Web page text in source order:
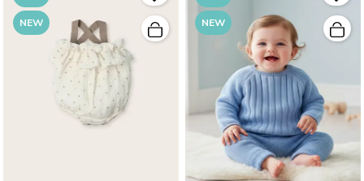
NEW NEW